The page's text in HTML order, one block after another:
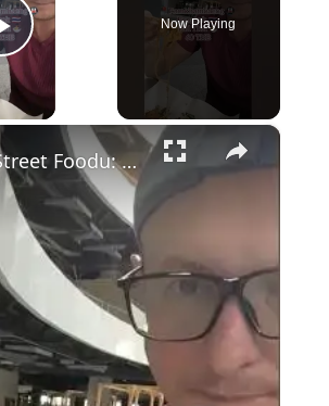
Play Video
Now Playing
×
Raj Street Foodu: Pad Thai za 60 Batów pod Stacją Ramkhamhaeng 🍜✨